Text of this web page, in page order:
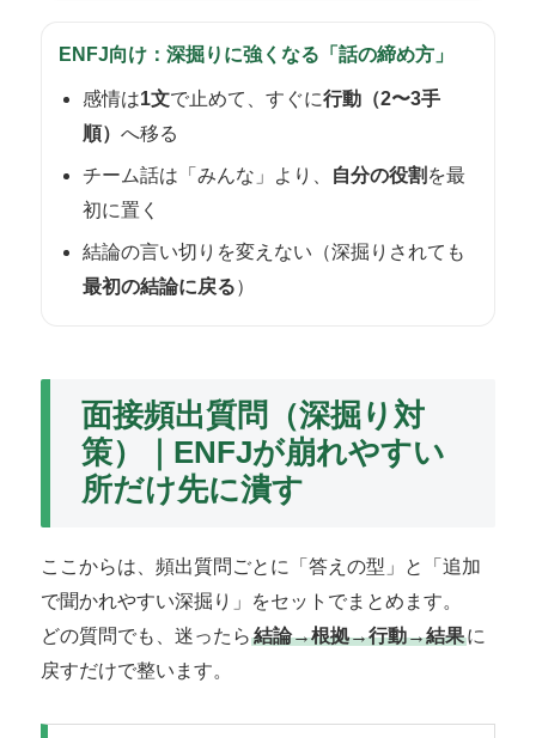
ENFJ向け：深掘りに強くなる「話の締め方」
感情は1文で止めて、すぐに行動（2〜3手
順） へ移る
チーム話は「みんな」より、 自分の役割 を最
初に置く
結論の言い切りを変えない（深掘りされても
最初の結論に戻る）
面接頻出質問（深掘り対
策）｜ENFJが崩れやすい
所だけ先に潰す
ここからは、頻出質問ごとに「答えの型」と「追加
で聞かれやすい深掘り」をセットでまとめます。
どの質問でも、迷ったら 結論→根拠→行動→結果に
戻すだけで整います。